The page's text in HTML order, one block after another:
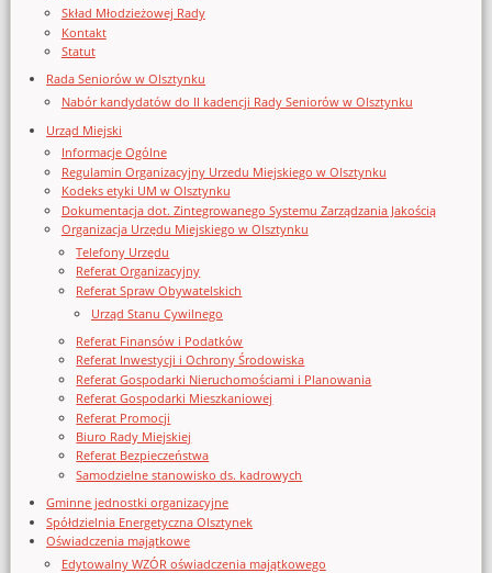
Skład Młodzieżowej Rady
Kontakt
Statut
Rada Seniorów w Olsztynku
Nabór kandydatów do II kadencji Rady Seniorów w Olsztynku
Urząd Miejski
Informacje Ogólne
Regulamin Organizacyjny Urzedu Miejskiego w Olsztynku
Kodeks etyki UM w Olsztynku
Dokumentacja dot. Zintegrowanego Systemu Zarządzania Jakością
Organizacja Urzędu Miejskiego w Olsztynku
Telefony Urzędu
Referat Organizacyjny
Referat Spraw Obywatelskich
Urząd Stanu Cywilnego
Referat Finansów i Podatków
Referat Inwestycji i Ochrony Środowiska
Referat Gospodarki Nieruchomościami i Planowania
Referat Gospodarki Mieszkaniowej
Referat Promocji
Biuro Rady Miejskiej
Referat Bezpieczeństwa
Samodzielne stanowisko ds. kadrowych
Gminne jednostki organizacyjne
Spółdzielnia Energetyczna Olsztynek
Oświadczenia majątkowe
Edytowalny WZÓR oświadczenia majątkowego